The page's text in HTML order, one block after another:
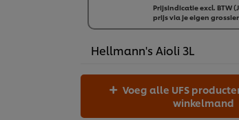
6 x 1 L
€ 72,31
Prijsindicatie excl. BTW
prijs via je eigen
Hellmann's Aioli 3L
winkelmand